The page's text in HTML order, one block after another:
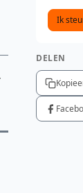
Ik
DELEN